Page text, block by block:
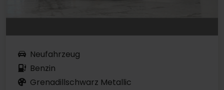
Neufahrzeug
Benzin
Grenadillschwarz Metallic